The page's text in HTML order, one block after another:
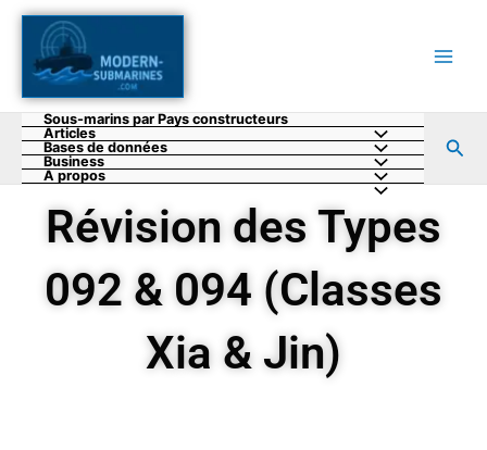
Aller
contenu
Sous-marins par Pays constructeurs
Articles
Bases de données
Business
A propos
Révision des Types
092 & 094 (Classes
Xia & Jin)